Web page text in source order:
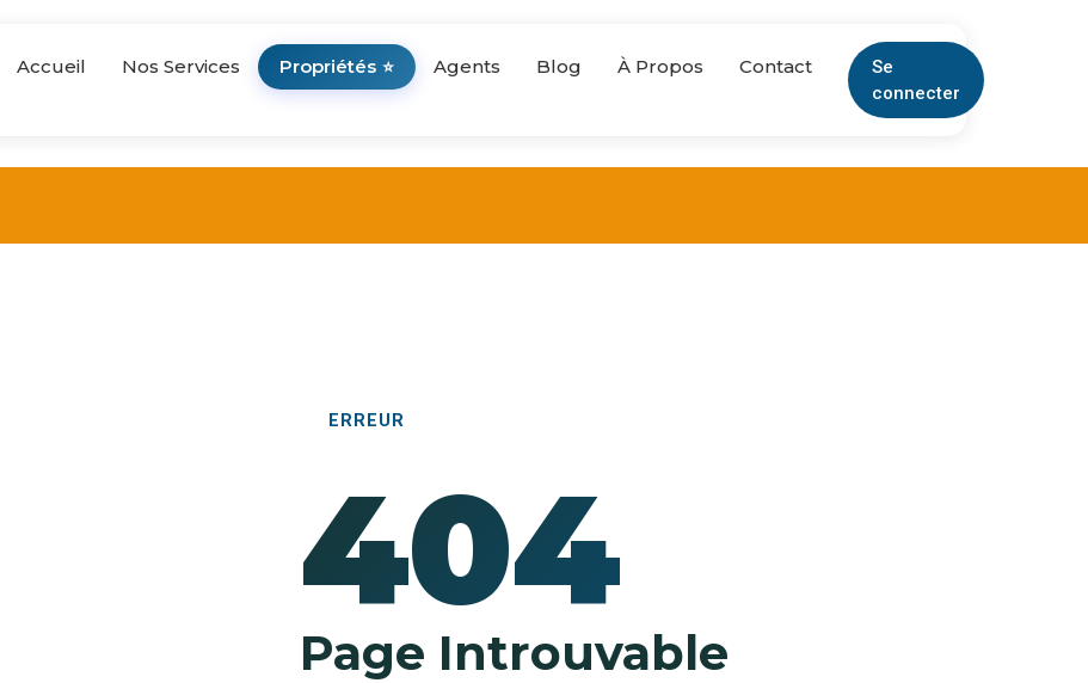
Accueil Nos Services Propriétés ⭐ Agents Blog À Propos Contact
Se
connecter
ERREUR
404
Page Introuvable